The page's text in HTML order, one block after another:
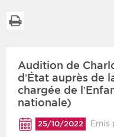
Rendez-vous des 7
prochains jours
Communiqués des 10
derniers jours
Recherche par mots clés
Audition de
d’État auprès de
chargée de
nationale)
25/10/2022 Émis